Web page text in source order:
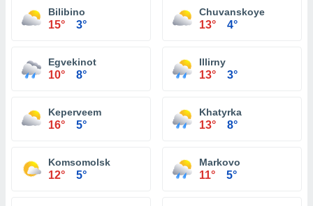
Bilibino
15° 3°
Chuvanskoye
13° 4°
Egvekinot
10° 8°
Illirny
13° 3°
Keperveem
16° 5°
Khatyrka
13° 8°
Komsomolsk
12° 5°
Markovo
11° 5°